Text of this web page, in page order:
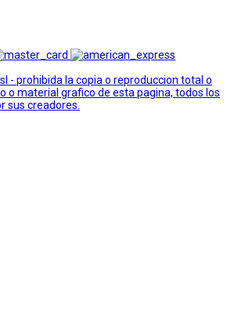
- prohibida la copia o reproduccion total o
o material grafico de esta pagina, todos los
sus creadores.